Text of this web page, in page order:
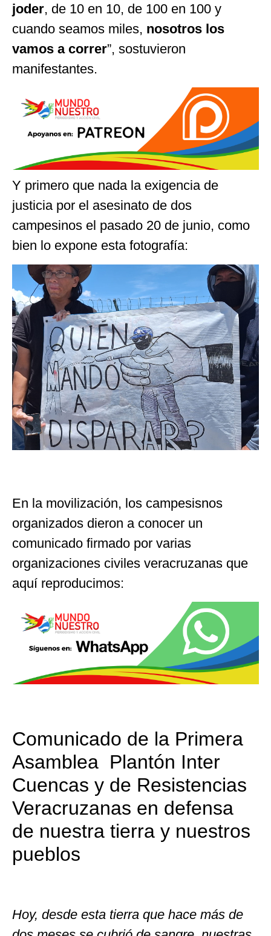
joder, de 10 en 10, de 100 en 100 y
cuando seamos miles, nosotros los
vamos a correr”, sostuvieron
manifestantes.
Y primero que nada la exigencia de
justicia por el asesinato de dos
campesinos el pasado 20 de junio, como
bien lo expone esta fotografía:
En la movilización, los campesisnos
organizados dieron a conocer un
comunicado firmado por varias
organizaciones civiles veracruzanas que
aquí reproducimos:
Comunicado de la Primera
Asamblea Plantón Inter
Cuencas y de Resistencias
Veracruzanas en defensa
de nuestra tierra y nuestros
pueblos
Hoy, desde esta tierra que hace más de